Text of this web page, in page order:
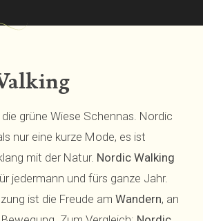
grüne Wiese Schennas. Nordic
nur eine kurze Mode, es ist
mit der Natur. Nordic Walking
jedermann und fürs ganze Jahr.
ist die Freude am Wandern, an